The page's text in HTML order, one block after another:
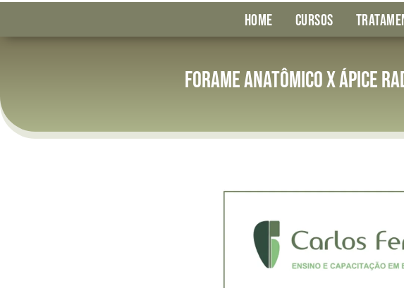
HOME CURSOS
Forame anatômico x ápice